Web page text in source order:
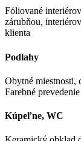
Fóliované
zárubňou,
klienta
Podlahy
Obytné miestnosti,
Farebné
Kúpeľne, WC